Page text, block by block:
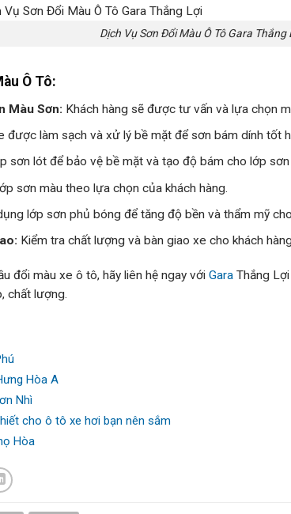
Dịch Vụ Sơn Đổi Màu Ô Tô Gara Thắng
Ô Tô:
Màu Sơn: Khách hàng sẽ được tư vấn và lựa chọn
được làm sạch và xử lý bề mặt để sơn bám dính tốt
sơn lót để bảo vệ bề mặt và tạo độ bám cho lớp sơn
sơn màu theo lựa chọn của khách hàng.
lớp sơn phủ bóng để tăng độ bền và thẩm mỹ
Kiểm tra chất lượng và bàn giao xe cho khách
đổi màu xe ô tô, hãy liên hệ ngay với Gara Thắng
chất lượng.
Hòa A
Nhì
cho ô tô xe hơi bạn nên sắm
Hòa